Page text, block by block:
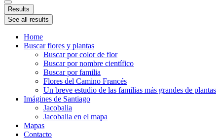
Results
See all results
Home
Buscar flores y plantas
Buscar por color de flor
Buscar por nombre científico
Buscar por familia
Flores del Camino Francés
Un breve estudio de las familias más grandes de plantas
Imágines de Santiago
Jacobalia
Jacobalia en el mapa
Mapas
Contacto